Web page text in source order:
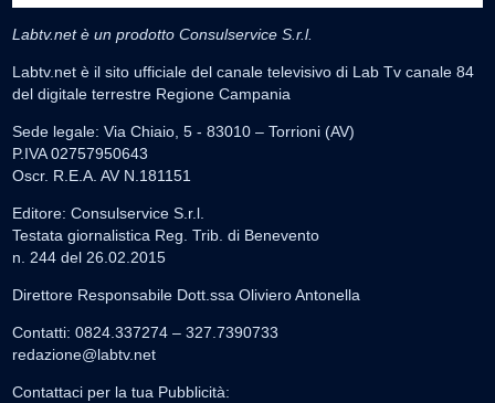
Labtv.net è un prodotto Consulservice S.r.l.
Labtv.net è il sito ufficiale del canale televisivo di Lab Tv canale 84
del digitale terrestre Regione Campania
Sede legale: Via Chiaio, 5 - 83010 – Torrioni (AV)
P.IVA 02757950643
Oscr. R.E.A. AV N.181151
Editore: Consulservice S.r.l.
Testata giornalistica Reg. Trib. di Benevento
n. 244 del 26.02.2015
Direttore Responsabile Dott.ssa Oliviero Antonella
Contatti: 0824.337274 – 327.7390733
redazione@labtv.net
Contattaci per la tua Pubblicità: